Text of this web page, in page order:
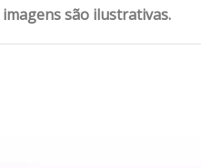
são ilustrativas.